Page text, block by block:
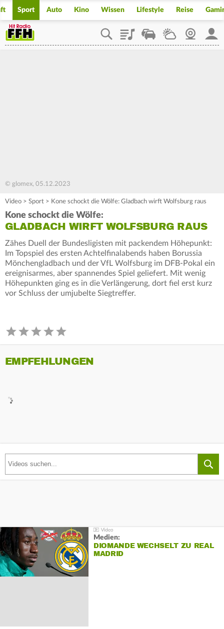
Sport Auto Kino Wissen Lifestyle Reise
PlaylistStaupilotWetterWebcam
© glomex, 05.12.2023
Video > Sport > Kone schockt die Wölfe: Gladbach wirft Wolfsburg raus
Kone schockt die Wölfe:
GLADBACH WIRFT WOLFSBURG RAUS
Zähes Duell der Bundesligisten mit packendem Höhepunkt:
Im Topspiel des ersten Achtelfinalabends haben Borussia
Mönchengladbach und der VfL Wolfsburg im DFB-Pokal ein
ereignisarmes, aber spannendes Spiel geliefert. Mit wenig
Höhepunkten ging es in die Verlängerung, dort fiel erst kurz
vor Schluss der umjubelte Siegtreffer.
EMPFEHLUNGEN
Medien:
DIOMANDE WECHSELT ZU REAL
MADRID